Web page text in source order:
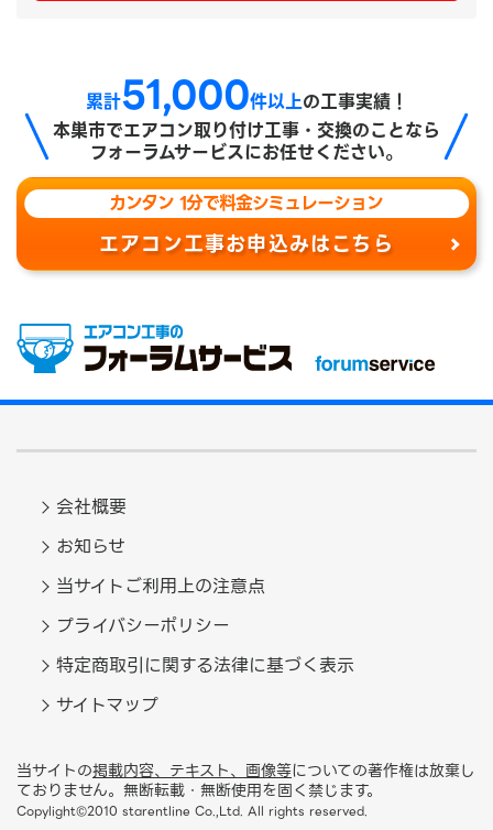
累計51,000件以上の工事実績！
本巣市でエアコン取り付け工事・交換のことなら
フォーラムサービスにお任せください。
カンタン 1分で料金シミュレーション
エアコン工事お申込みはこちら
会社概要
お知らせ
当サイトご利用上の注意点
プライバシーポリシー
特定商取引に関する法律に基づく表示
サイトマップ
当サイトの掲載内容、テキスト、画像等についての著作権は放棄し
ておりません。無断転載・無断使用を固く禁じます。
Copylight©2010 starentline Co.,Ltd. All rights reserved.